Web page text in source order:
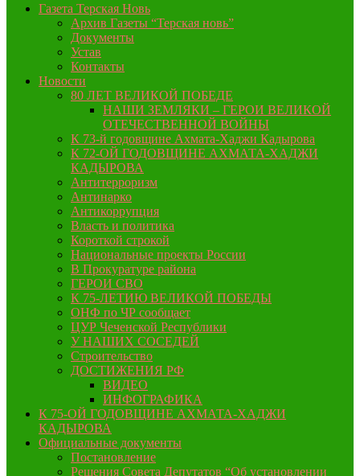
Газета Терская Новь
Архив Газеты “Терская новь”
Документы
Устав
Контакты
Новости
80 ЛЕТ ВЕЛИКОЙ ПОБЕДЕ
НАШИ ЗЕМЛЯКИ – ГЕРОИ ВЕЛИКОЙ
ОТЕЧЕСТВЕННОЙ ВОЙНЫ
К 73-й годовщине Ахмата-Хаджи Кадырова
К 72-ОЙ ГОДОВЩИНЕ АХМАТА-ХАДЖИ
КАДЫРОВА
Антитерроризм
Антинарко
Антикоррупция
Власть и политика
Короткой строкой
Национальные проекты России
В Прокуратуре района
ГЕРОИ СВО
К 75-ЛЕТИЮ ВЕЛИКОЙ ПОБЕДЫ
ОНФ по ЧР сообщает
ЦУР Чеченской Республики
У НАШИХ СОСЕДЕЙ
Строительство
ДОСТИЖЕНИЯ РФ
ВИДЕО
ИНФОГРАФИКА
К 75-ОЙ ГОДОВЩИНЕ АХМАТА-ХАДЖИ
КАДЫРОВА
Официальные документы
Постановление
Решения Совета Депутатов “Об установлении